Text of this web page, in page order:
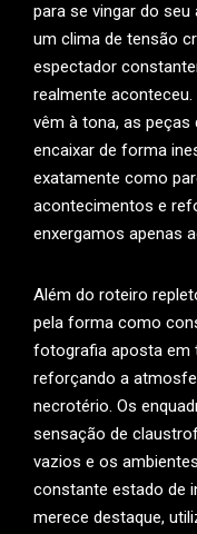
para se vingar do
um clima de tensão
espectador
realmente
vêm à tona, as
encaixar de forma
exatamente como
acontecimentos e
enxergamos apenas
Além do roteiro
pela forma como
fotografia aposta em
reforçando a
necrotério. Os
sensação de
vazios e os
constante estado de
merece destaque,